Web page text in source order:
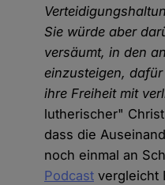
Sie würde aber
versäumt, in den
einzusteigen,
ihre Freiheit mit
lutherischer"
dass die
noch einmal an
Podcast vergleicht